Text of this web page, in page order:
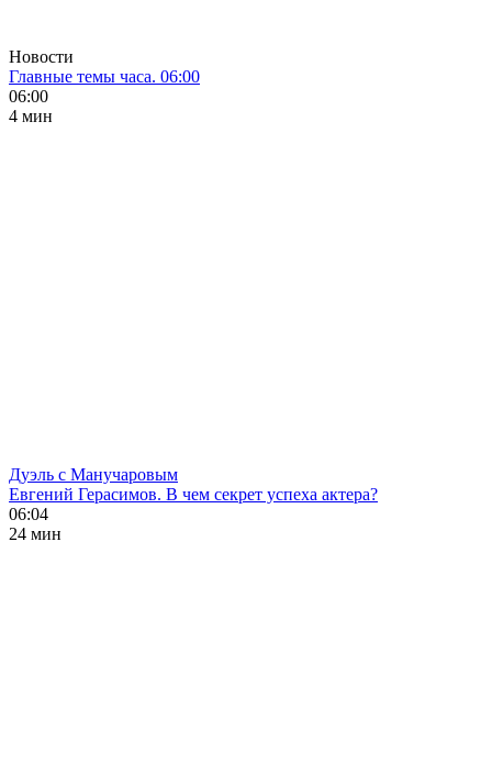
Новости
Главные темы часа. 06:00
06:00
4 мин
Дуэль с Манучаровым
Евгений Герасимов. В чем секрет успеха актера?
06:04
24 мин